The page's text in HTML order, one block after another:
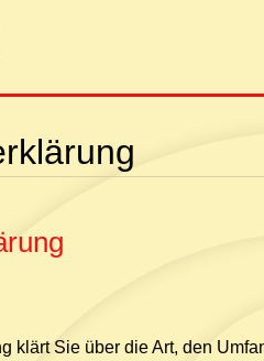
klärt Sie über die Art, den